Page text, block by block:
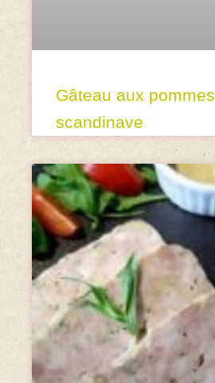
Gâteau aux pommes
scandinave